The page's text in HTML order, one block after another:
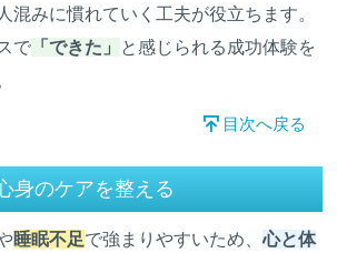
混みに慣れていく工夫が役立ちます。
で 「できた」
と感じられる成功体験を
目次へ戻る
身のケアを整える
睡眠不足で強まりやすいため、心と体